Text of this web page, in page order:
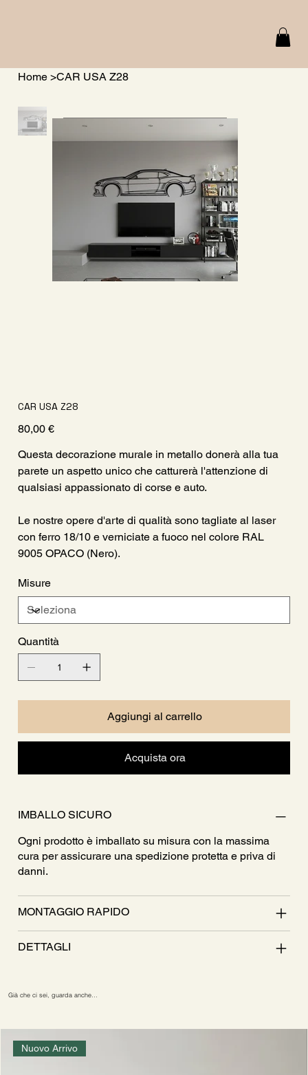
Home >CAR USA Z28
CAR USA Z28
Prezzo
80,00 €
Questa decorazione murale in metallo donerà alla tua
parete un aspetto unico che catturerà l'attenzione di
qualsiasi appassionato di corse e auto.
Le nostre opere d'arte di qualità sono tagliate al laser
con ferro 18/10 e verniciate a fuoco nel colore RAL
9005 OPACO (Nero).
Misure
Quantità
Aggiungi al carrello
Acquista ora
IMBALLO SICURO
Ogni prodotto è imballato su misura con la massima
cura per assicurare una spedizione protetta e priva di
danni.
MONTAGGIO RAPIDO
DETTAGLI
Già che ci sei, guarda anche…
Nuovo Arrivo